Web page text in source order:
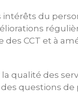
intérêts du
CCT et à
qualité des
des questions